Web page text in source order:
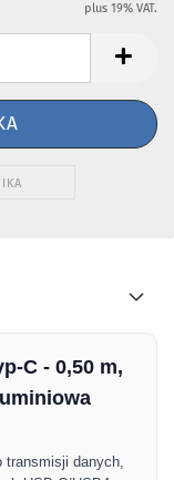
plus 19% VAT.
C - 0,50 m,
transmisji danych,